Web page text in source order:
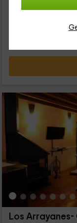
Contacto directo
Los